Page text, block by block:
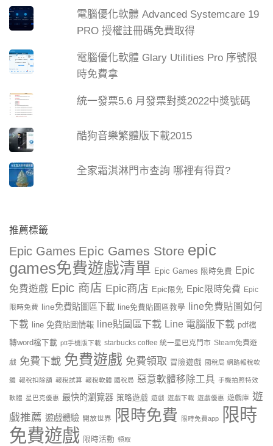
電腦優化軟體 Advanced Systemcare 19
PRO 授權註冊碼免費取得
電腦優化軟體 Glary Utilities Pro 序號限
時免費拿
統一發票5.6 月發票對獎2022中獎號碼
酷狗音樂繁體版下載2015
全家霜淇淋門市查詢 哪裡有得買?
推薦標籤
Epic Games Epic Games Store epic
games免費遊戲清單 Epic Games 限時免費 Epic
免費遊戲 Epic 商店 Epic商店 Epic限免 Epic限時免費 Epic
限時免費 line免費貼圖區下載 line免費貼圖區教學
line免費貼圖如何
下載
line 免費貼圖情報 line貼圖區下載 Line 電腦版下載 pdf檔
轉word檔下載 ptt手機版下載 starbucks coffee 統一星巴克門市 Steam免費遊
戲 免費下載 免費遊戲 免費領取 冒險遊戲 國稅局 網路報稅軟
體 報稅扣除額 報稅試算 報稅軟體 國稅局 惡意軟體移除工具 手機拍照特效
軟體 星巴克優惠 最快的瀏覽器 策略遊戲 遊戲 遊戲下載 遊戲優惠 遊戲庫 遊
戲推薦 遊戲體驗 開放世界 限時免費 限時免費app
限時
免費遊戲 限時活動 領取